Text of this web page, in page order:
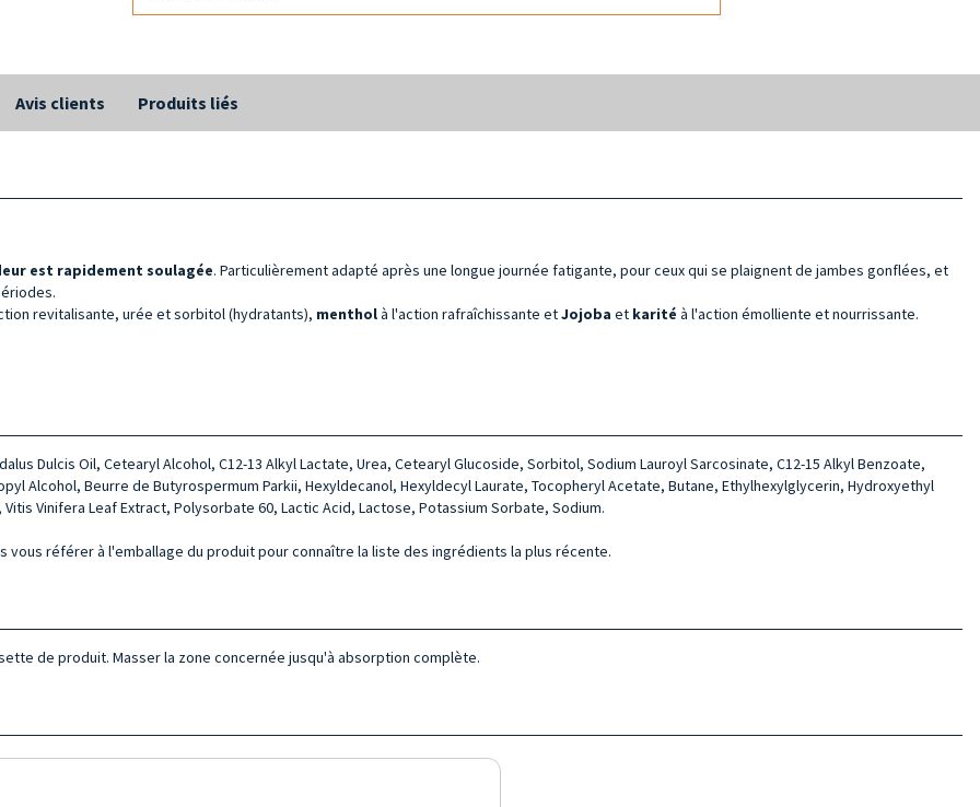
Avis clients Produits liés
est rapidement soulagée. Particulièrement adapté après une longue journée fatigante, pour ceux qui se plaignent de jambes gonflées, et
revitalisante, urée et sorbitol (hydratants), mentholà l'action rafraîchissante etJojoba et karité à l'action émolliente et nourrissante.
Dulcis Oil, Cetearyl Alcohol, C12-13 Alkyl Lactate, Urea, Cetearyl Glucoside, Sorbitol, Sodium Lauroyl Sarcosinate, C12-15 Alkyl Benzoate,
Alcohol, Beurre de Butyrospermum Parkii, Hexyldecanol, Hexyldecyl Laurate, Tocopheryl Acetate, Butane, Ethylhexylglycerin, Hydroxyethyl
Vinifera Leaf Extract, Polysorbate 60, Lactic Acid, Lactose, Potassium Sorbate, Sodium.
référer à l'emballage du produit pour connaître la liste des ingrédients la plus récente.
de produit. Masser la zone concernée jusqu'à absorption complète.